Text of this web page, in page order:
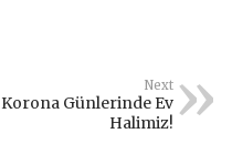
Next
Korona Günlerinde Ev
Halimiz!